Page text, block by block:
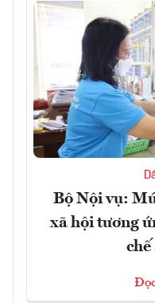
Bộ Nội vụ:
xã hội tương
chế